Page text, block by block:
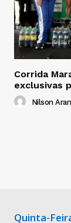
Corrida
exclusivas
Nilson
Quinta-